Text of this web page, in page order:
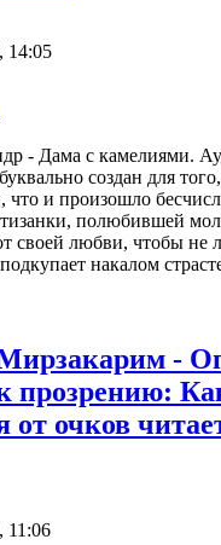
14:05
создан для
что и произошло
полюбившей
своей любви, чтобы не
накалом
-
прозрению:
от очков
11:06